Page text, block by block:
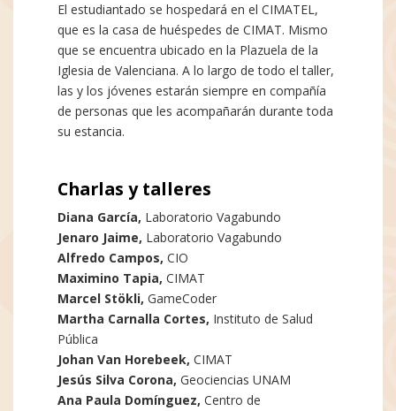
El estudiantado se hospedará en el CIMATEL,
que es la casa de huéspedes de CIMAT. Mismo
que se encuentra ubicado en la Plazuela de la
Iglesia de Valenciana. A lo largo de todo el taller,
las y los jóvenes estarán siempre en compañía
de personas que les acompañarán durante toda
su estancia.
Charlas y talleres
Diana García, Laboratorio Vagabundo
Jenaro Jaime, Laboratorio Vagabundo
Alfredo Campos, CIO
Maximino Tapia, CIMAT
Marcel Stökli, GameCoder
Martha Carnalla Cortes, Instituto de Salud
Pública
Johan Van Horebeek, CIMAT
Jesús Silva Corona, Geociencias UNAM
Ana Paula Domínguez, Centro de